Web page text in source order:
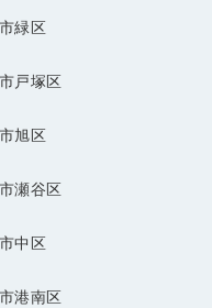
緑区
戸塚区
旭区
瀬谷区
中区
港南区